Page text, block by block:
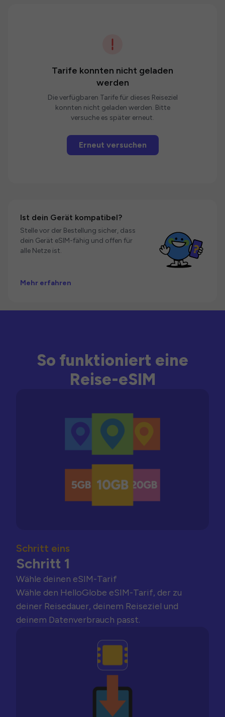
Tarife konnten nicht geladen
werden
Die verfügbaren Tarife für dieses Reiseziel
konnten nicht geladen werden. Bitte
versuche es später erneut.
Erneut versuchen
Ist dein Gerät kompatibel?
Stelle vor der Bestellung sicher, dass
dein Gerät eSIM-fähig und offen für
alle Netze ist.
Mehr erfahren
So funktioniert eine
Reise-eSIM
Schritt eins
Schritt 1
Wähle deinen eSIM-Tarif
Wähle den HelloGlobe eSIM-Tarif, der zu
deiner Reisedauer, deinem Reiseziel und
deinem Datenverbrauch passt.